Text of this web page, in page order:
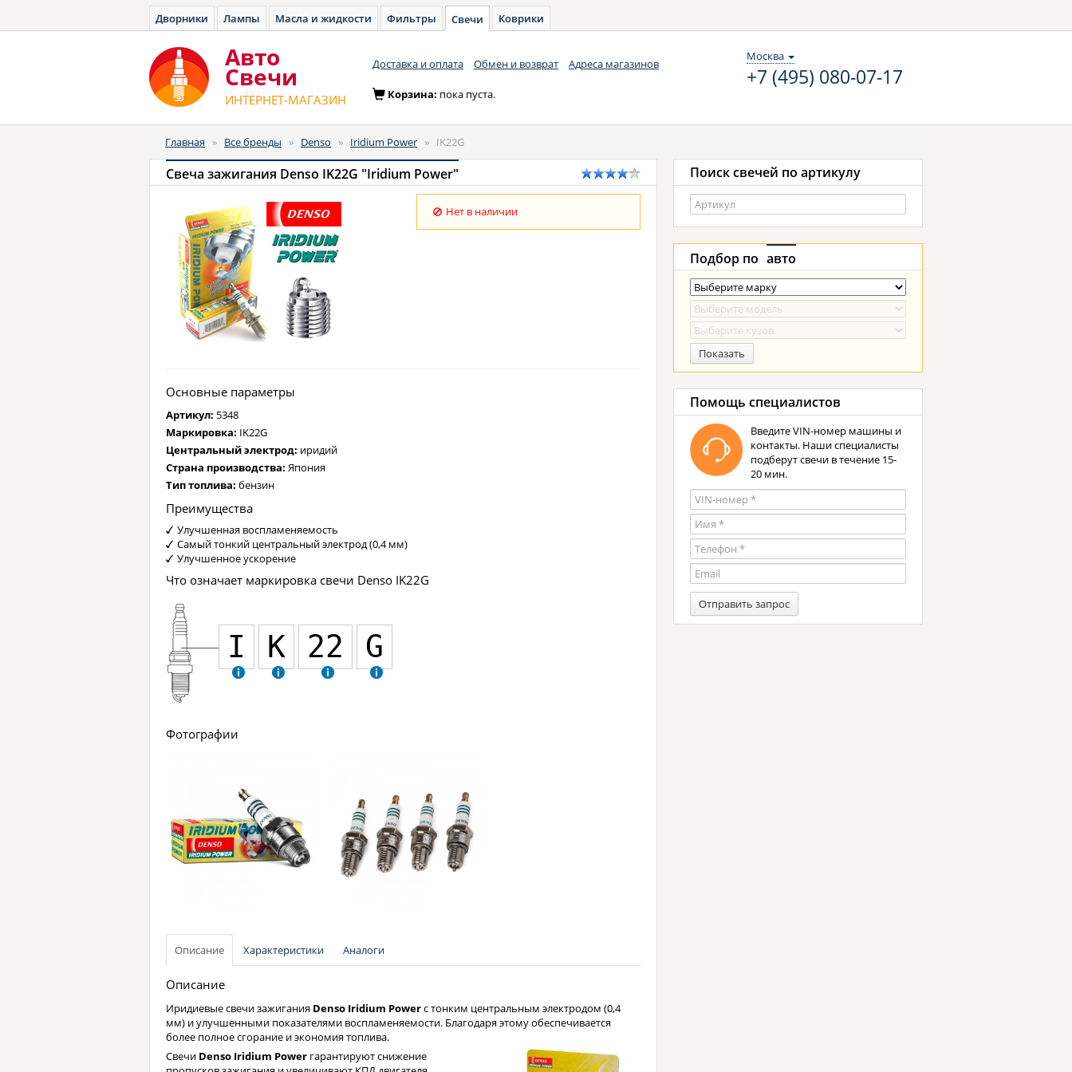
Дворники Лампы Масла и жидкости Фильтры Свечи Коврики
Авто
Cвечи
ИНТЕРНЕТ-МАГАЗИН
Доставка и оплата Обмен и возврат Адреса магазинов
Москва
+7 (495) 080-07-17
Корзина: пока пуста.
Главная » Все бренды » Denso » Iridium Power » IK22G
Свеча зажигания Denso IK22G "Iridium Power"
Нет в наличии
Основные параметры
Артикул: 5348
Маркировка: IK22G
Центральный электрод: иридий
Страна производства: Япония
Тип топлива: бензин
Преимущества
Улучшенная воспламеняемость
Самый тонкий центральный электрод (0,4 мм)
Улучшенное ускорение
Что означает маркировка свечи Denso IK22G
I K 22 G
Фотографии
Описание Характеристики Аналоги
Описание
Иридиевые свечи зажигания Denso Iridium Powerс тонким центральным электродом (0,4
мм) и улучшенными показателями воспламеняемости. Благодаря этому обеспечивается
более полное сгорание и экономия топлива.
Свечи Denso Iridium Power гарантируют снижение
Поиск свечей по артикулу
Подбор по авто
Показать
Помощь специалистов
Введите VIN-номер машины и
контакты. Наши специалисты
подберут свечи в течение 15-
20 мин.
Отправить запрос